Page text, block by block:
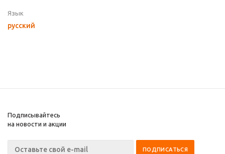
Язык
русский
Подписывайтесь
на новости и акции